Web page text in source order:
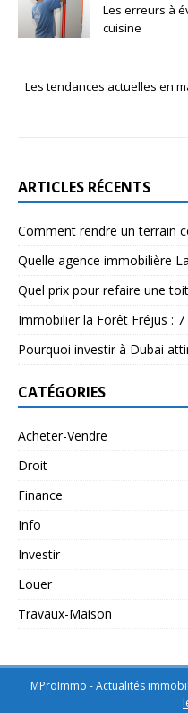
Les erreurs à
cuisine
Les tendances actuelles en
ARTICLES RÉCENTS
Comment rendre un terrain
Quelle agence immobilière
Quel prix pour refaire une
Immobilier la Forêt Fréjus :
Pourquoi investir à Dubai
CATÉGORIES
Acheter-Vendre
Droit
Finance
Info
Investir
Louer
Travaux-Maison
MProImmo - Actualités